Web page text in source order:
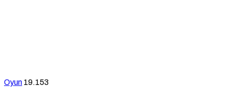
Oyun 19.153